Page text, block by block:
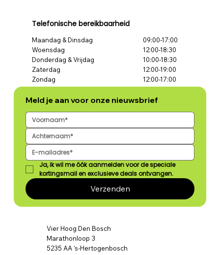
Meld je aan voor onze nieuwsbrief
Ja, ik wil me óók aanmelden voor de speciale
kortingsmail en exclusieve deals ontvangen.
Verzenden
Telefonische bereikbaarheid
Maandag & Dinsdag
Woensdag
Donderdag & Vrijdag
Zaterdag
Zondag
09:00-17:00
12:00-18:30
10:00-18:30
12:00-19:00
12:00-17:00
Vier Hoog Den Bosch
Marathonloop 3
5235 AA 's-Hertogenbosch